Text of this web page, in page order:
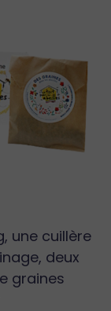
une cuillère
deux
graines